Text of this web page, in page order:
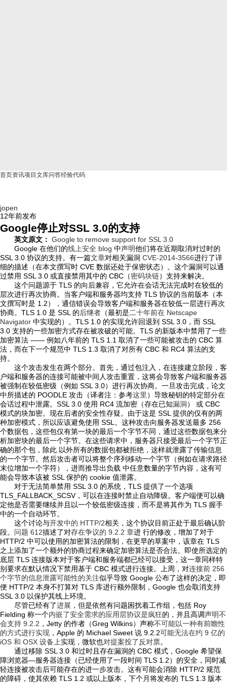
首页资讯项目 文库问答经验代码
jopen
12年前发布
Google停止对SSL 3.0的支持
英文原文： Google to remove support for SSL 3.0
Google 在他们的线上安全 blog 中声明他们将在近期取消对过时的
SSL 3.0 协议的支持。有一篇文章对相关漏洞 CVE-2014-3566进行了详
细的描述（在本文撰写时 CVE 数据还处于保密状态）。这个漏洞可以通
过禁用 SSL 3.0 或直接禁用其中的 CBC（密码块链）支持来解决。
这个问题源于 TLS 的向后兼容，它允许在会话无法完成时在较低的
层次进行再次协商。当客户端和服务器均支持 TLS 协议的当前版本（本
文撰写时是 1.2），通信错误会导致客户端和服务器在较低一层进行再次
协商。TLS 1.0 是 SSL 的后继者 （最初是二十年前在 Netscape
Navigator 中实现的）。TLS 1.0 的实现允许回退到 SSL 3.0，而 SSL
3.0 支持的一些加密方式存在被攻破的可能。TLS 的新版本中禁用了一些
加密算法 —— 例如八年前的 TLS 1.1 取消了一些可能被攻击的 CBC 算
法，而在下一个规范中 TLS 1.3 取消了对所有 CBC 和 RC4 算法的支
持。
这个攻击发生在两个部分。首先，通过包注入，在连接建立阶段，客
户端和服务器的连接可能被中间人攻击重置，这将会导致客户端和服务器
被强制在较低密级（例如 SSL 3.0）进行再次协商。一旦攻击完成，论文
中所描述的 POODLE 攻击（译者注：参考这里 ）导致秘钥的特定部分在
会话过程中泄露。SSL 3.0 使用 RC4 流加密（存在已知漏洞） 或 CBC
模式的块加密。现在后者的安全性存疑。由于这是 SSL 提供的仅有的两
种加密模式，所以应该避免使用 SSL。这种攻击向服务器发送最多 256
个数据包，这些包仅有第一块的最后一个字节不同，通过这些数据包来分
析加密块的最后一个字节。在这些请求中，服务器只接受最后一个字节正
确的那个包，除此 以外所有的数据包都被拒绝，这样就泄露了传输信息
的一个字节。然后攻击者可以将整个序列移动一个字节（例如在请求路径
末位增加一个字符），进而推导出负载 中任意数量的字节内容，这有可
能会导致本该被 SSL 保护的 cookie 值泄露。
对于无法简单禁用 SSL 3.0 的系统，TLS 提供了一个选项
TLS_FALLBACK_SCSV，可以在连接时禁止自动降级。客户端便可以确
定他是否需要继续并且以一个较低密级连接，而不是将其作为 TLS 握手
中的一个自动环节。
这个讨论与开发中的 HTTP/2相关，这个协议目前正处于最后确认阶
段。 问题 612描述了对存在争议的 9.2.2 章进 行的修改，增加了对于
HTTP/2 中可以使用的加密算法的限制，在更早的草案中，该章在 TLS
之上添加了一个额外的协商过程来确定加密算法是否合法。即使所选定的
底层 TLS 连接版本对于客户端和服务端都已经可以接受，这一章同样特
别要求在默认情况下禁用基于 CBC 模式进行连接。上周，对连接前 256
个字节的信息泄露可能性的关注似乎导致 Google 公布了这样的决定，即
便 HTTP/2 本身不打算对 TLS 库进行额外限制，Google 也会取消支持
SSL 3.0 以保护其线上环境。
尽管已经有了进展 ，但是依然有问题困扰着工作组，包括 Roy
Fielding 称一个内嵌了安全需求的应用层协议是疯狂的，并且高调声明不
会支持 9.2.2 ，Jetty 的作者（Greg Wilkins）声称不可能以一种有前瞻性
的方式进行实现 ，Apple 的 Michael Sweet 说 9.2.2可能无法在约 9 亿的
iOS 和 OSX 设备上实现，微软也对提案投了反对票。
通过移除 SSL 3.0 和过时且存在漏洞的 CBC 模式，Google 希望保
障浏览器—服务器连接（已经使用了一段时间 TLS 1.2）的安全，同时减
轻连接被攻击后可能存在的进一步攻击。这有可能会消除 HTTP/2 规范
的障碍，使其依赖 TLS 1.2 或以上版本，下个月将发布的 TLS 1.3 版本